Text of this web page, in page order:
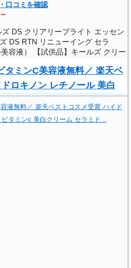
口コミを確認
DS クリアリーブライト エッセン
DS RTN リニューイング セラ
容液） 【試供品】キールズ クリー
ーカー名：Kiehl's（キールズ） 商品
タミンC美容液無料／ 楽天ベ
ロキノン レチノール 美白